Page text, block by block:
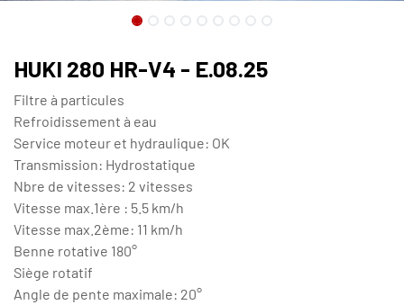
HUKI 280 HR-V4 - E.08.25
Filtre à particules
Refroidissement à eau
Service moteur et hydraulique: OK
Transmission: Hydrostatique
Nbre de vitesses: 2 vitesses
Vitesse max.1ère : 5.5 km/h
Vitesse max.2ème: 11 km/h
Benne rotative 180°
Siège rotatif
Angle de pente maximale: 20°